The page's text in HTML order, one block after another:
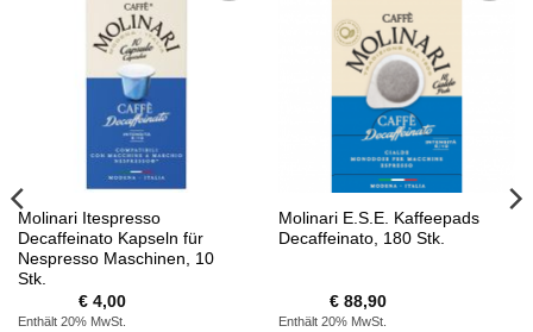
Wunschliste
Molinari Itespresso
Decaffeinato Kapseln für
Nespresso Maschinen, 10
Stk.
€4,00
Enthält 20% MwSt.
Wunschliste
Molinari E.S.E. Kaffeepads
Decaffeinato, 180 Stk.
€88,90
Enthält 20% MwSt.